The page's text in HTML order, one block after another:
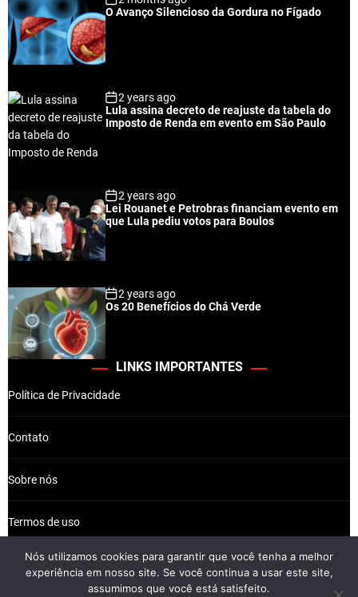
O Avanço Silencioso da Gordura no Fígado
2 years ago
Lula assina decreto de reajuste da tabela do
Imposto de Renda em evento em São Paulo
2 years ago
Lei Rouanet e Petrobras financiam evento em
que Lula pediu votos para Boulos
2 years ago
Os 20 Benefícios do Chá Verde
LINKS IMPORTANTES
Política de Privacidade
Contato
Sobre nós
Termos de uso
Nós utilizamos cookies para garantir que você tenha a melhor
experiência em nosso site. Se você continua a usar este site,
assumimos que você está satisfeito.